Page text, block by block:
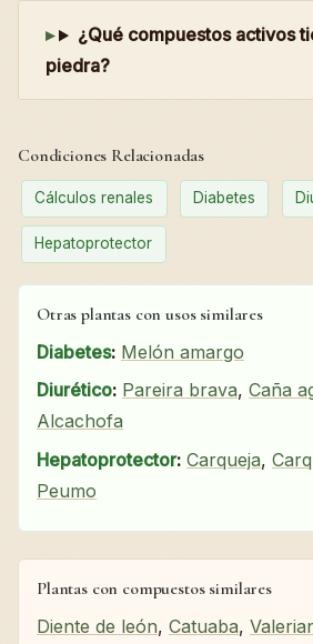
¿Qué compuestos activos
piedra?
Condiciones Relacionadas
Cálculos renales Diabetes
Hepatoprotector
Otras plantas con usos similares
Diabetes: Melón amargo
Diurético: Pareira brava, Caña
Alcachofa
Hepatoprotector: Carqueja,
Peumo
Plantas con compuestos similares
Diente de león, Catuaba,